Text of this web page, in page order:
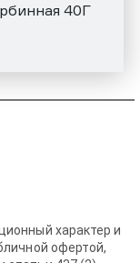
40Г
характер и
офертой,